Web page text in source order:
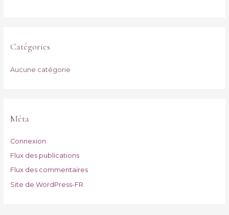
Catégories
Aucune catégorie
Méta
Connexion
Flux des publications
Flux des commentaires
Site de WordPress-FR